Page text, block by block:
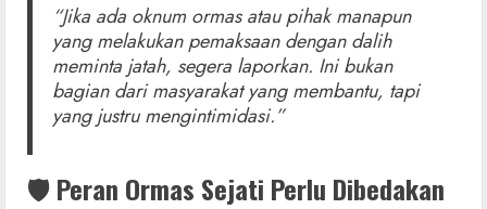
“Jika ada oknum ormas atau pihak manapun
yang melakukan pemaksaan dengan dalih
meminta jatah, segera laporkan. Ini bukan
bagian dari masyarakat yang membantu, tapi
yang justru mengintimidasi.”
🛡️ Peran Ormas Sejati Perlu Dibedakan